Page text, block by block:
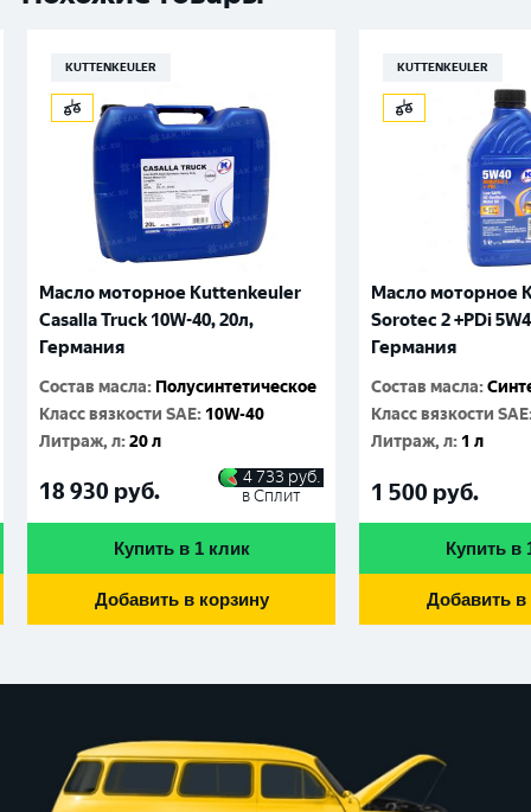
KUTTENKEULER
Масло моторное Kuttenkeuler
Casalla Truck 10W-40, 20л,
Германия
Состав масла: Полусинтетическое
Класс вязкости SAE: 10W-40
Литраж, л:20 л
18 930 руб.
4 733 руб.
в Сплит
Купить в 1 клик
Добавить в корзину
KUTTENKEULER
Масло моторное
Sorotec 2 +PDi
Германия
Состав масла:
Класс вязкости SAE
Литраж, л: 1 л
1 500 руб.
Купить в
Добавить в